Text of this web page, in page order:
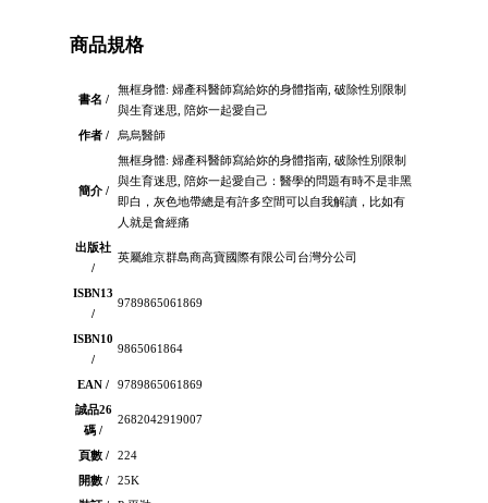
商品規格
書名 /
無框身體: 婦產科醫師寫給妳的身體指南, 破除性別限制
與生育迷思, 陪妳一起愛自己
作者 /
烏烏醫師
簡介 /
無框身體: 婦產科醫師寫給妳的身體指南, 破除性別限制
與生育迷思, 陪妳一起愛自己：醫學的問題有時不是非黑
即白，灰色地帶總是有許多空間可以自我解讀，比如有
人就是會經痛
出版社
/
英屬維京群島商高寶國際有限公司台灣分公司
ISBN13
/
9789865061869
ISBN10
/
9865061864
EAN /
9789865061869
誠品26
碼 /
2682042919007
頁數 /
224
開數 /
25K